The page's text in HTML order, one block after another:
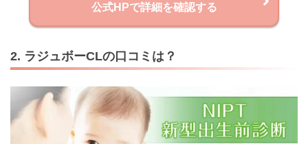
公式HPで詳細を確認する
2. ラジュボーCLの口コミは？